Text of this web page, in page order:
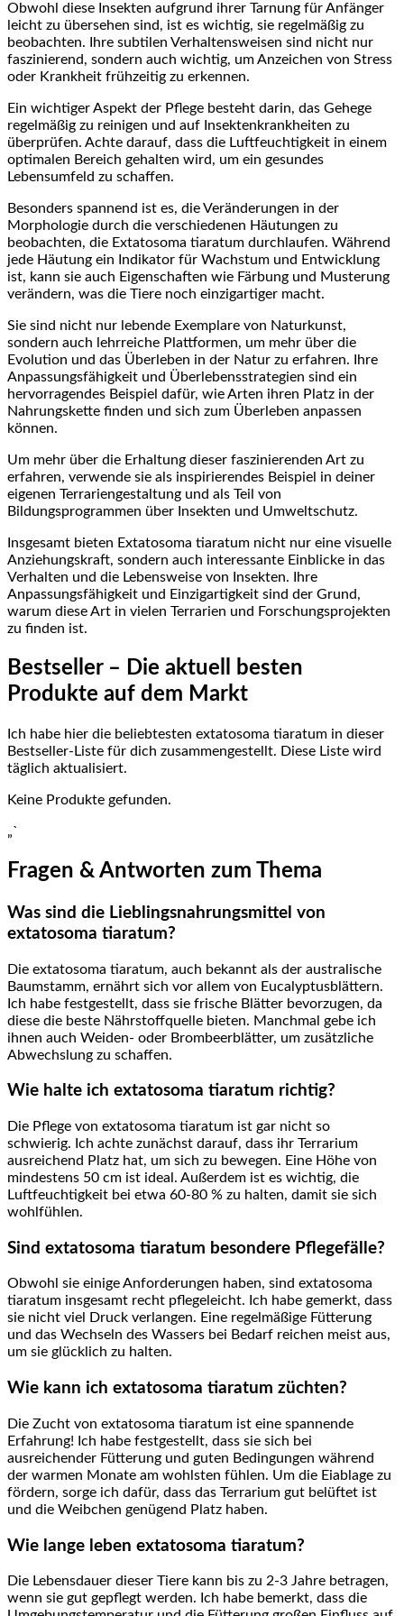
Obwohl diese Insekten aufgrund ihrer Tarnung für‍ Anfänger
leicht zu übersehen sind, ist es wichtig, sie regelmäßig zu
beobachten.‍ Ihre subtilen Verhaltensweisen ⁤sind nicht nur
faszinierend, sondern auch wichtig, um Anzeichen von⁤ Stress
‌oder Krankheit frühzeitig zu erkennen.
Ein wichtiger Aspekt ⁤der Pflege besteht darin,​ das ‌Gehege
⁢regelmäßig zu reinigen und auf‍ Insektenkrankheiten zu
überprüfen. Achte ⁤darauf, dass die Luftfeuchtigkeit ​in‌ einem
optimalen Bereich gehalten wird, ⁤um‍ ein gesundes
Lebensumfeld⁣ zu schaffen.
Besonders spannend ist es, die Veränderungen in ⁣der
Morphologie durch die verschiedenen Häutungen zu
beobachten, die Extatosoma tiaratum durchlaufen. Während⁣
jede Häutung ein Indikator für Wachstum ‌und Entwicklung
ist, kann sie auch Eigenschaften wie‌ Färbung ⁢und Musterung
verändern, was die Tiere ⁢noch einzigartiger macht.
Sie sind nicht⁤ nur lebende ⁤Exemplare von Naturkunst,
sondern auch lehrreiche Plattformen,⁢ um mehr über die
Evolution und​ das Überleben in der Natur zu erfahren. Ihre
Anpassungsfähigkeit ‌und Überlebensstrategien sind ein
hervorragendes Beispiel dafür, wie Arten ihren Platz in⁤ der
Nahrungskette finden und⁤ sich​ zum Überleben anpassen
können.
Um‍ mehr über ⁢die Erhaltung ‍dieser faszinierenden Art zu
erfahren, verwende sie⁢ als inspirierendes Beispiel ⁣in deiner
eigenen Terrariengestaltung und als Teil⁤ von
Bildungsprogrammen über⁣ Insekten und Umweltschutz.
Insgesamt bieten Extatosoma tiaratum nicht nur eine‍ visuelle
Anziehungskraft, sondern auch ‍interessante Einblicke in das
Verhalten ‌und die Lebensweise von Insekten. Ihre
Anpassungsfähigkeit und⁢ Einzigartigkeit sind der Grund,
warum diese Art in ‌vielen Terrarien und‌ Forschungsprojekten
zu finden​ ist.
Bestseller – ⁣Die aktuell besten
Produkte auf dem Markt
Ich⁤ habe hier die beliebtesten extatosoma tiaratum in dieser
Bestseller-Liste für dich zusammengestellt. Diese ⁣Liste wird
täglich aktualisiert.
Keine Produkte gefunden.
„` ‌
Fragen‌ & Antworten zum Thema
Was sind die Lieblingsnahrungsmittel von
extatosoma tiaratum?
Die extatosoma tiaratum, auch bekannt als der australische
Baumstamm, ernährt sich vor allem​ von Eucalyptusblättern.
Ich habe festgestellt, dass ​sie frische ​Blätter bevorzugen, da
diese ⁤die beste Nährstoffquelle bieten.‍ Manchmal gebe ich
ihnen auch Weiden- oder Brombeerblätter, ⁣um zusätzliche
Abwechslung ⁣zu schaffen.
Wie halte ich extatosoma tiaratum​ richtig?
Die‍ Pflege⁤ von‌ extatosoma tiaratum ist⁤ gar nicht so
schwierig. Ich achte zunächst darauf, dass ihr Terrarium
ausreichend ⁢Platz hat, um sich zu bewegen. Eine Höhe von
‍mindestens 50 cm ist ideal. Außerdem ist es⁢ wichtig, die
Luftfeuchtigkeit bei etwa 60-80 % zu halten, damit sie sich
wohlfühlen.
Sind ‌extatosoma tiaratum⁤ besondere Pflegefälle?
Obwohl⁤ sie einige Anforderungen haben, sind extatosoma
tiaratum⁢ insgesamt recht pflegeleicht. Ich ‍habe gemerkt, dass
sie nicht viel Druck verlangen. Eine regelmäßige Fütterung
und⁢ das Wechseln‍ des Wassers bei Bedarf reichen meist aus,⁤
um⁤ sie glücklich zu halten.
Wie kann ich extatosoma tiaratum züchten?
Die ‌Zucht‌ von extatosoma tiaratum ⁢ist eine spannende
Erfahrung! Ich habe festgestellt, dass sie sich bei
ausreichender Fütterung und guten Bedingungen während​
der warmen ⁤Monate am wohlsten⁤ fühlen.​ Um die Eiablage ‍zu
fördern, sorge ich ⁢dafür, dass das Terrarium gut‌ belüftet ist
und die ‍Weibchen genügend‌ Platz haben.
Wie lange leben extatosoma tiaratum?
Die Lebensdauer dieser Tiere ⁣kann bis zu 2-3 Jahre betragen,
wenn sie‌ gut gepflegt werden. Ich‌ habe bemerkt, dass die⁣